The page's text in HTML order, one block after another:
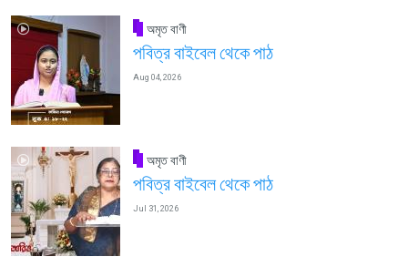
অমৃত বাণী
পবিত্র বাইবেল থেকে পাঠ
Aug 04, 2026
অমৃত বাণী
পবিত্র বাইবেল থেকে পাঠ
Jul 31, 2026